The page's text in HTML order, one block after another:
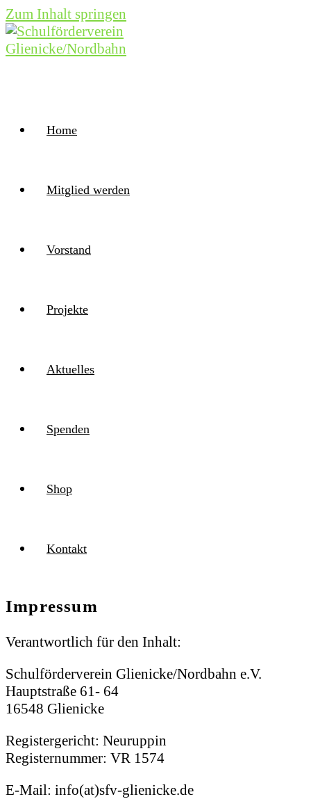
Zum Inhalt springen
Home
Mitglied werden
Vorstand
Projekte
Aktuelles
Spenden
Shop
Kontakt
Impressum
Verantwortlich für den Inhalt:
Schulförderverein Glienicke/Nordbahn e.V.
Hauptstraße 61- 64
16548 Glienicke
Registergericht: Neuruppin
Registernummer: VR 1574
E-Mail: info(at)sfv-glienicke.de